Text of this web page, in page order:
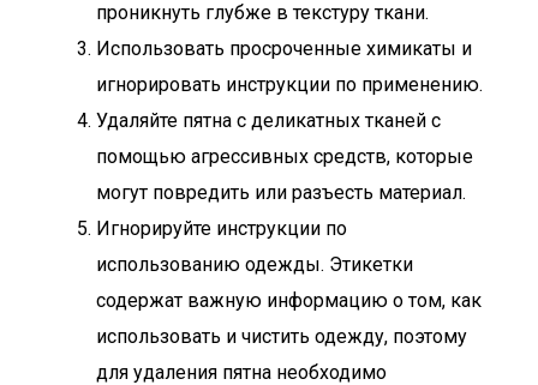
проникнуть глубже в текстуру ткани.
Использовать просроченные химикаты и
игнорировать инструкции по применению.
Удаляйте пятна с деликатных тканей с
помощью агрессивных средств, которые
могут повредить или разъесть материал.
Игнорируйте инструкции по
использованию одежды. Этикетки
содержат важную информацию о том, как
использовать и чистить одежду, поэтому
для удаления пятна необходимо